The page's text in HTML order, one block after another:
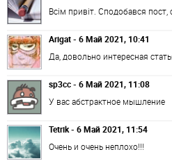
Всім привіт. Сподобався пост,
Arigat - 6 Май 2021, 10:41
Да, довольно интересная
sp3cc - 6 Май 2021, 11:08
У вас абстрактное мышление
Tetrik - 6 Май 2021, 11:54
Очень и очень неплохо!!!